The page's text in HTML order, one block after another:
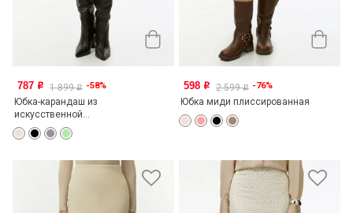
787 o 1 899o -58%
Юбка-карандаш из
искусственной...
598 o 2 599o -76%
Юбка миди плиссированная